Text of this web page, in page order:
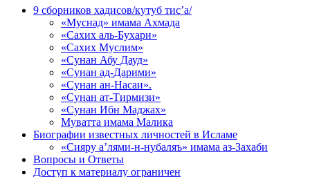
9 сборников хадисов/кутуб тис’а/
«Муснад» имама Ахмада
«Сахих аль-Бухари»
«Сахих Муслим»
«Сунан Абу Дауд»
«Сунан ад-Дарими»
«Сунан ан-Насаи».
«Сунан ат-Тирмизи»
«Сунан Ибн Маджах»
Муватта имама Малика
Биографии известных личностей в Исламе
«Сияру а’лями-н-нубаляъ» имама аз-Захаби
Вопросы и Ответы
Доступ к материалу ограничен